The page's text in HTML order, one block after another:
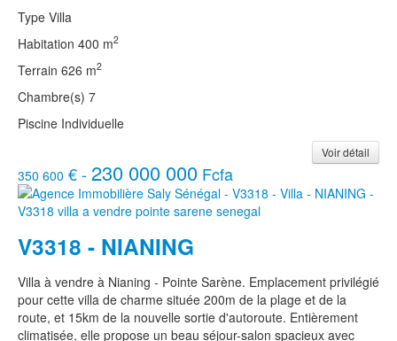
Type Villa
Habitation 400 m2
Terrain 626 m2
Chambre(s) 7
Piscine Individuelle
Voir détail
350 600 € - 230 000 000 Fcfa
V3318 - NIANING
Villa à vendre à Nianing - Pointe Sarène. Emplacement privilégié
pour cette villa de charme située 200m de la plage et de la
route, et 15km de la nouvelle sortie d'autoroute. Entièrement
climatisée, elle propose un beau séjour-salon spacieux avec